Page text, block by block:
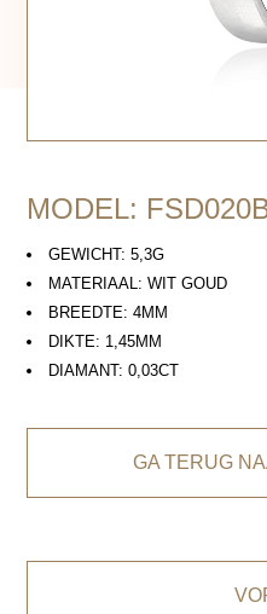
MODEL:
GEWICHT: 5,3G
MATERIAAL: WIT GOUD
BREEDTE: 4MM
DIKTE: 1,45MM
DIAMANT: 0,03CT
GA TERUG